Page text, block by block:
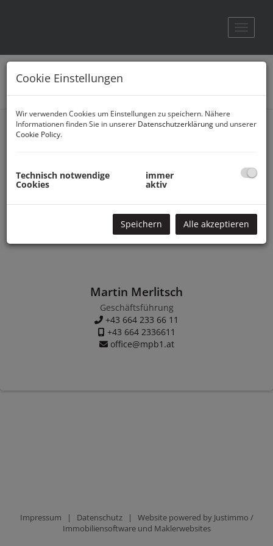
Geschäftsführung
Martin Merlitsch
Geschäftsführung
+43 664 233 66 11
+43 664 2336611
office@mpb1.at
Impressum | Datenschutz| Website powered by Justimmo /
Immobiliensoftware und Maklerwebsites
Cookie Einstellungen
Wir verwenden Cookies um Einstellungen zu speichern. Nähere
Informationen finden Sie in unserer Datenschutzerklärung und unserer
Cookie Policy.
Technisch notwendige
Cookies
immer
aktiv
Speichern Alle akzeptieren